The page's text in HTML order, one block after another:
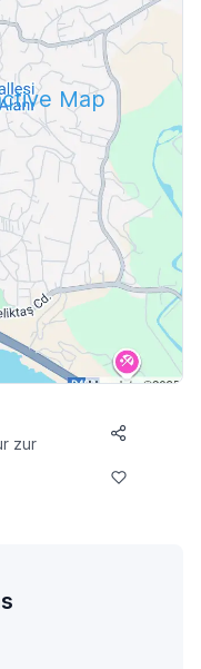
Map
zur